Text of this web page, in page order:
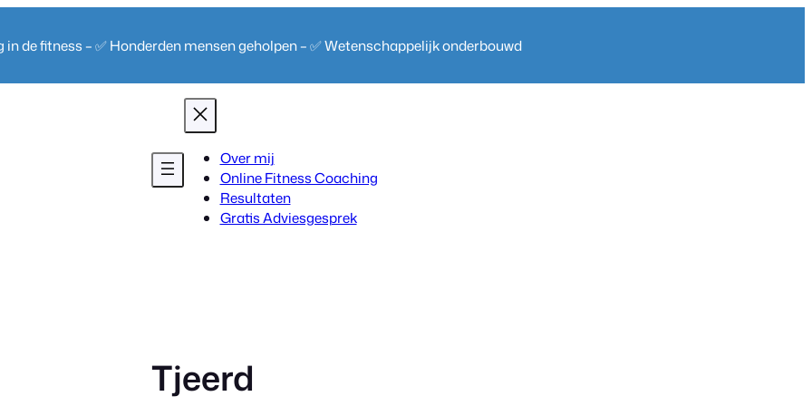
in de fitness – ✅ Honderden mensen geholpen – ✅ Wetenschappelijk onderbouwd
Over mij
Online Fitness Coaching
Resultaten
Gratis Adviesgesprek
Tjeerd